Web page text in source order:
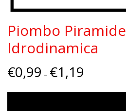
Piombo Piramide
Idrodinamica
€0,99 – €1,19